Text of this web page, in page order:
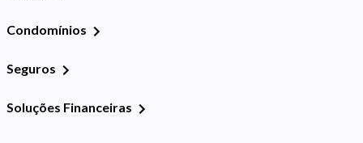
Condomínios
Seguros
Soluções Financeiras